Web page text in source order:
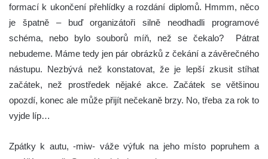
formací k ukončení přehlídky a rozdání diplomů. Hmmm, něco
je špatně – buď organizátoři silně neodhadli programové
schéma, nebo bylo souborů míň, než se čekalo? Pátrat
nebudeme. Máme tedy jen pár obrázků z čekání a závěrečného
nástupu. Nezbývá než konstatovat, že je lepší zkusit stíhat
začátek, než prostředek nějaké akce. Začátek se většinou
opozdí, konec ale může přijít nečekaně brzy. No, třeba za rok to
vyjde líp…
Zpátky k autu, -miw- váže výfuk na jeho místo popruhem a